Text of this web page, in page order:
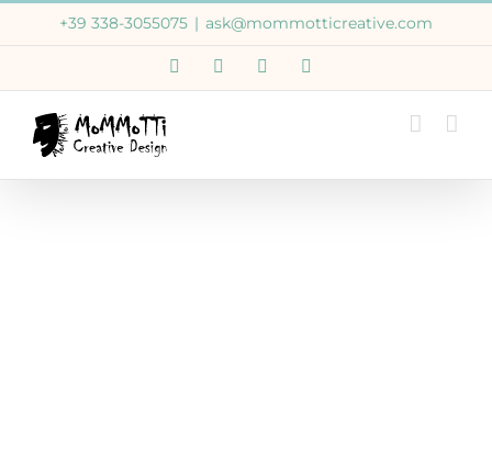
al
+39 338-3055075 | ask@mommotticreative.com
Email WhatsAppFacebook